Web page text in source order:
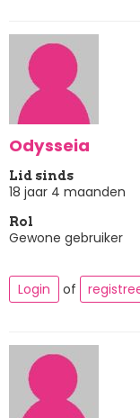
Odysseia
Lid sinds
18 jaar 4 maanden
Rol
Gewone gebruiker
Login of